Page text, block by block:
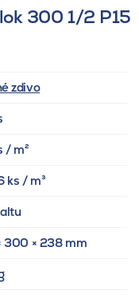
300 1/2 P15
zdivo
/ m²
ks / m³
300 × 238 mm